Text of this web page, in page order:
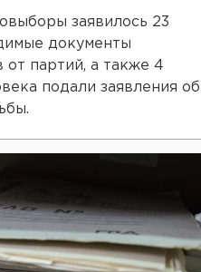
заявилось 23
документы
от партий, а также 4
подали заявления об